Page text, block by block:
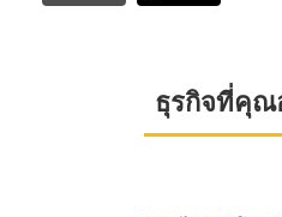
ธุรกิจที่คุณ